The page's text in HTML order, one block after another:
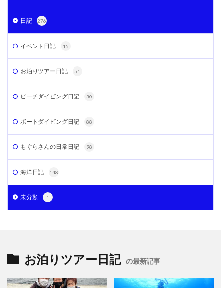
日記 276
イベント日記 15
お泊りツアー日記 51
ビーチダイビング日記 50
ボートダイビング日記 88
もぐらさんの日常日記 98
海洋日記 148
未分類 1
お泊りツアー日記 の最新記事